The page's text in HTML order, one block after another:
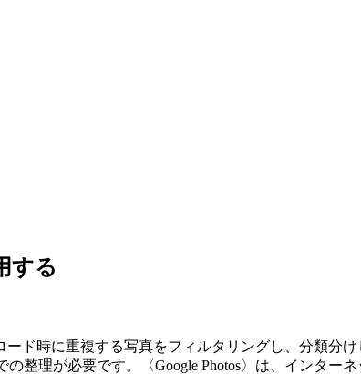
する
ード時に重複する写真をフィルタリングし、分類
整理が必要です。〈Google Photos〉は、インタ